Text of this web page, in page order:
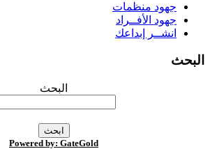
جهود منظمات
جهود الأفــراد
انشــر إبداعك
البحث
Powered by: GateGold